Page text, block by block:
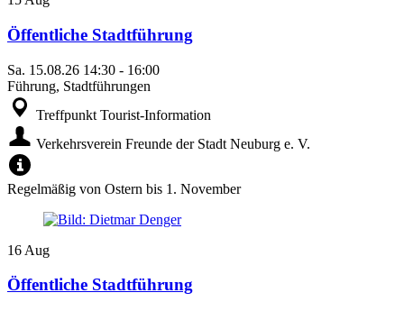
Öffentliche Stadtführung
Sa. 15.08.26 14:30 - 16:00
Führung, Stadtführungen
Treffpunkt Tourist-Information
Verkehrsverein Freunde der Stadt Neuburg e. V.
Regelmäßig von Ostern bis 1. November
16 Aug
Öffentliche Stadtführung